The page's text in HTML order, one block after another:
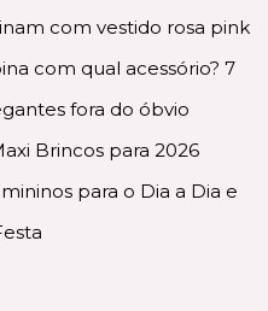
com vestido rosa pink
com qual acessório? 7
fora do óbvio
Brincos para 2026
para o Dia a Dia e